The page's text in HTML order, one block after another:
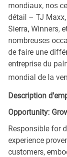
mondiaux, nos
détail – TJ
Sierra, Winners,
nombreuses
de faire une
entreprise du
mondial de la
Description
Opportunity:
Responsible for
experience
customers,